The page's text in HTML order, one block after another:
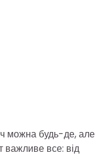
можна будь-де, але
важливе все: від